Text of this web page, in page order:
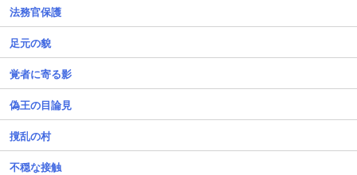
法務官保護
足元の貌
覚者に寄る影
偽王の目論見
撹乱の村
不穏な接触